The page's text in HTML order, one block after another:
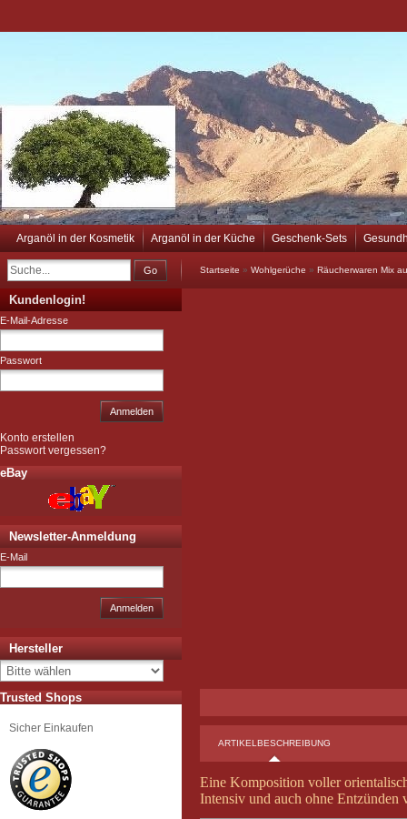
Arganöl in der Kosmetik Arganöl in der Küche Geschenk-Sets
Go Startseite » Wohlgerüche » Räucherwaren Mix
ARTIKELBESCHREIBUNG
Eine Komposition voller
Intensiv und auch ohne Entzünden
Kundenlogin!
E-Mail-Adresse
Passwort
Anmelden
Konto erstellen
Passwort vergessen?
eBay
Newsletter-Anmeldung
E-Mail
Anmelden
Hersteller
Trusted Shops
Sicher Einkaufen